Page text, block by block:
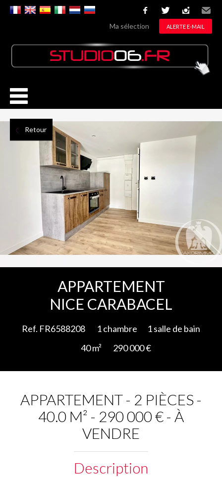
facebooktwitterinstagram
Email
Ma sélection ALERTE E-MAIL
Retour
APPARTEMENT
NICE CARABACEL
Ref. FR6588208 1 chambre
1 salle de bain
40 m²
290 000 €
APPARTEMENT - 2 PIÈCES -
40.0 M² - 290 000 € - À
VENDRE
Description